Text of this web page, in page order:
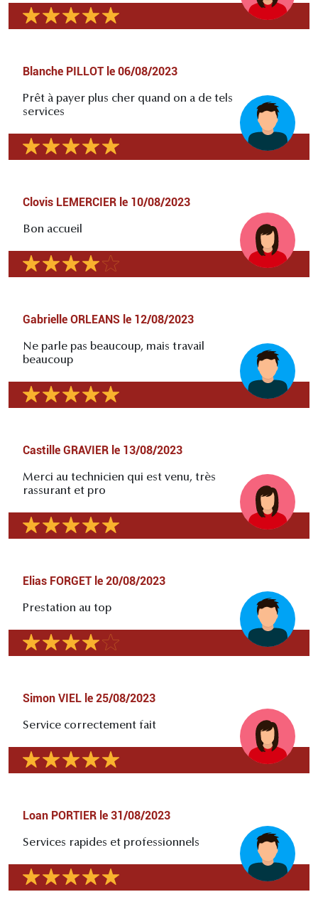
Blanche PILLOT le 06/08/2023
Prêt à payer plus cher quand on a de tels
services
Clovis LEMERCIER le 10/08/2023
Bon accueil
Gabrielle ORLEANS le 12/08/2023
Ne parle pas beaucoup, mais travail
beaucoup
Castille GRAVIER le 13/08/2023
Merci au technicien qui est venu, très
rassurant et pro
Elias FORGET le 20/08/2023
Prestation au top
Simon VIEL le 25/08/2023
Service correctement fait
Loan PORTIER le 31/08/2023
Services rapides et professionnels